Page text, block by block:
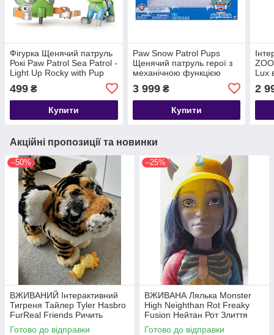
Фігурка Щенячий патруль
Рокі Paw Patrol Sea Patrol -
Light Up Rocky with Pup
499 ₴
Купити
Paw Snow Patrol Pups
Щенячий патруль герої з
механічною функцією
3 999₴
Купити
Lux
2
Акційні пропозиції та новинки
–50%
ВЖИВАНИЙ Інтерактивний
Тигреня Тайлер Tyler Hasbro
FurReal Friends Ричить
Амурчик
Готово до відправки
–25%
ВЖИВАНА Лялька Monster
High Neighthan Rot Freaky
Fusion Нейтан Рот Злиття
монстрів
Готово до відправки